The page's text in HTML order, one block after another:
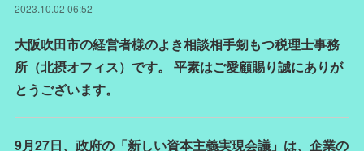
2023.10.02 06:52
大阪吹田市の経営者様のよき相談相手剱もつ税理士事務
所（北摂オフィス）です。 平素はご愛顧賜り誠にありが
とうございます。
9月27日、政府の「新しい資本主義実現会議」は、企業の